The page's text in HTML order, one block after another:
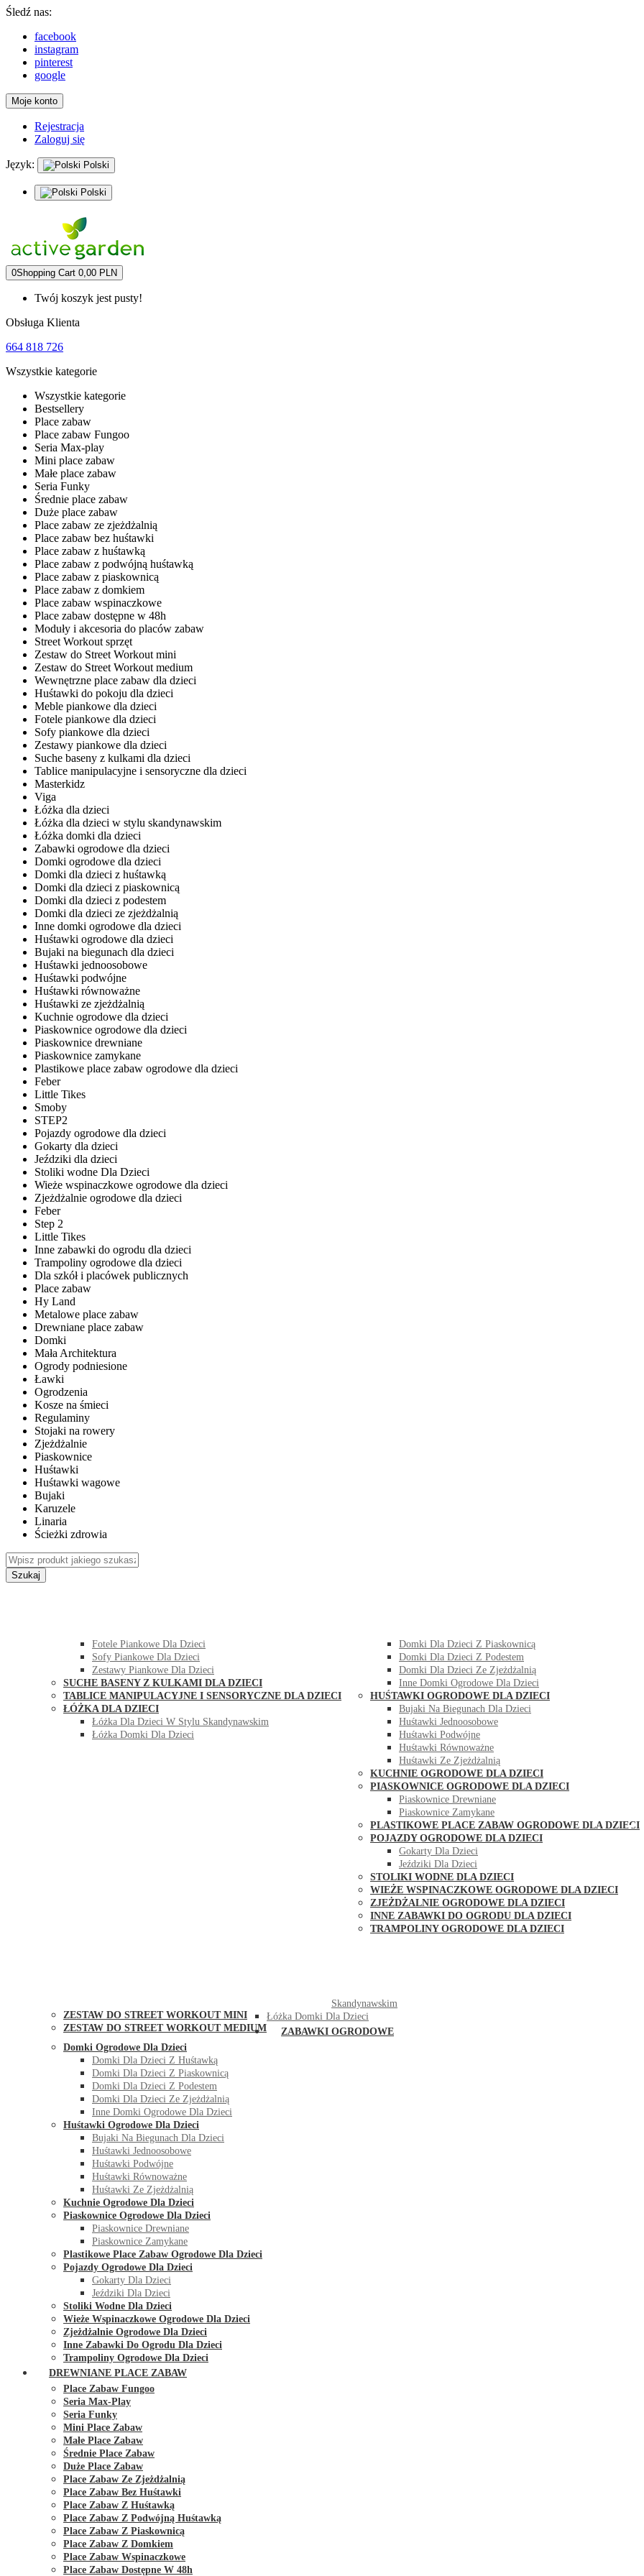
Śledź nas:
facebook
instagram
pinterest
google
Moje konto
Rejestracja
Zaloguj się
Język: Polski
Polski
0Shopping Cart 0,00 PLN
Twój koszyk jest pusty!
Obsługa Klienta
664 818 726
Wszystkie kategorie
Wszystkie kategorie
Bestsellery
Place zabaw
Place zabaw Fungoo
Seria Max-play
Mini place zabaw
Małe place zabaw
Seria Funky
Średnie place zabaw
Duże place zabaw
Place zabaw ze zjeżdżalnią
Place zabaw bez huśtawki
Place zabaw z huśtawką
Place zabaw z podwójną huśtawką
Place zabaw z piaskownicą
Place zabaw z domkiem
Place zabaw wspinaczkowe
Place zabaw dostępne w 48h
Moduły i akcesoria do placów zabaw
Street Workout sprzęt
Zestaw do Street Workout mini
Zestaw do Street Workout medium
Wewnętrzne place zabaw dla dzieci
Huśtawki do pokoju dla dzieci
Meble piankowe dla dzieci
Fotele piankowe dla dzieci
Sofy piankowe dla dzieci
Zestawy piankowe dla dzieci
Suche baseny z kulkami dla dzieci
Tablice manipulacyjne i sensoryczne dla dzieci
Masterkidz
Viga
Łóżka dla dzieci
Łóżka dla dzieci w stylu skandynawskim
Łóżka domki dla dzieci
Zabawki ogrodowe dla dzieci
Domki ogrodowe dla dzieci
Domki dla dzieci z huśtawką
Domki dla dzieci z piaskownicą
Domki dla dzieci z podestem
Domki dla dzieci ze zjeżdżalnią
Inne domki ogrodowe dla dzieci
Huśtawki ogrodowe dla dzieci
Bujaki na biegunach dla dzieci
Huśtawki jednoosobowe
Huśtawki podwójne
Huśtawki równoważne
Huśtawki ze zjeżdżalnią
Kuchnie ogrodowe dla dzieci
Piaskownice ogrodowe dla dzieci
Piaskownice drewniane
Piaskownice zamykane
Plastikowe place zabaw ogrodowe dla dzieci
Feber
Little Tikes
Smoby
STEP2
Pojazdy ogrodowe dla dzieci
Gokarty dla dzieci
Jeździki dla dzieci
Stoliki wodne Dla Dzieci
Wieże wspinaczkowe ogrodowe dla dzieci
Zjeżdżalnie ogrodowe dla dzieci
Feber
Step 2
Little Tikes
Inne zabawki do ogrodu dla dzieci
Trampoliny ogrodowe dla dzieci
Dla szkół i placówek publicznych
Place zabaw
Hy Land
Metalowe place zabaw
Drewniane place zabaw
Domki
Mała Architektura
Ogrody podniesione
Ławki
Ogrodzenia
Kosze na śmieci
Regulaminy
Stojaki na rowery
Zjeżdżalnie
Piaskownice
Huśtawki
Huśtawki wagowe
Bujaki
Karuzele
Linaria
Ścieżki zdrowia
Szukaj
Fotele Piankowe Dla Dzieci
Sofy Piankowe Dla Dzieci
Zestawy Piankowe Dla Dzieci
SUCHE BASENY Z KULKAMI DLA DZIECI
TABLICE MANIPULACYJNE I SENSORYCZNE DLA DZIECI
ŁÓŻKA DLA DZIECI
Łóżka Dla Dzieci W Stylu Skandynawskim
Łóżka Domki Dla Dzieci
Domki Dla Dzieci Z Piaskownicą
Domki Dla Dzieci Z Podestem
Domki Dla Dzieci Ze Zjeżdżalnią
Inne Domki Ogrodowe Dla Dzieci
HUŚTAWKI OGRODOWE DLA DZIECI
Bujaki Na Biegunach Dla Dzieci
Huśtawki Jednoosobowe
Huśtawki Podwójne
Huśtawki Równoważne
Huśtawki Ze Zjeżdżalnią
KUCHNIE OGRODOWE DLA DZIECI
PIASKOWNICE OGRODOWE DLA DZIECI
Piaskownice Drewniane
Piaskownice Zamykane
PLASTIKOWE PLACE ZABAW OGRODOWE DLA DZIECI
POJAZDY OGRODOWE DLA DZIECI
Gokarty Dla Dzieci
Jeździki Dla Dzieci
STOLIKI WODNE DLA DZIECI
WIEŻE WSPINACZKOWE OGRODOWE DLA DZIECI
ZJEŻDŻALNIE OGRODOWE DLA DZIECI
INNE ZABAWKI DO OGRODU DLA DZIECI
TRAMPOLINY OGRODOWE DLA DZIECI
ZESTAW DO STREET WORKOUT MINI
ZESTAW DO STREET WORKOUT MEDIUM
Skandynawskim
Łóżka Domki Dla Dzieci
ZABAWKI OGRODOWE
Domki Ogrodowe Dla Dzieci
Domki Dla Dzieci Z Huśtawką
Domki Dla Dzieci Z Piaskownicą
Domki Dla Dzieci Z Podestem
Domki Dla Dzieci Ze Zjeżdżalnią
Inne Domki Ogrodowe Dla Dzieci
Huśtawki Ogrodowe Dla Dzieci
Bujaki Na Biegunach Dla Dzieci
Huśtawki Jednoosobowe
Huśtawki Podwójne
Huśtawki Równoważne
Huśtawki Ze Zjeżdżalnią
Kuchnie Ogrodowe Dla Dzieci
Piaskownice Ogrodowe Dla Dzieci
Piaskownice Drewniane
Piaskownice Zamykane
Plastikowe Place Zabaw Ogrodowe Dla Dzieci
Pojazdy Ogrodowe Dla Dzieci
Gokarty Dla Dzieci
Jeździki Dla Dzieci
Stoliki Wodne Dla Dzieci
Wieże Wspinaczkowe Ogrodowe Dla Dzieci
Zjeżdżalnie Ogrodowe Dla Dzieci
Inne Zabawki Do Ogrodu Dla Dzieci
Trampoliny Ogrodowe Dla Dzieci
DREWNIANE PLACE ZABAW
Place Zabaw Fungoo
Seria Max-Play
Seria Funky
Mini Place Zabaw
Małe Place Zabaw
Średnie Place Zabaw
Duże Place Zabaw
Place Zabaw Ze Zjeżdżalnią
Place Zabaw Bez Huśtawki
Place Zabaw Z Huśtawką
Place Zabaw Z Podwójną Huśtawką
Place Zabaw Z Piaskownicą
Place Zabaw Z Domkiem
Place Zabaw Wspinaczkowe
Place Zabaw Dostępne W 48h